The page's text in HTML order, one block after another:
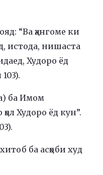
“Ва ҳангоме ки
истода, нишаста
Худоро ёд
ба Имом
Худоро ёд кун”.
ба асҳоби худ